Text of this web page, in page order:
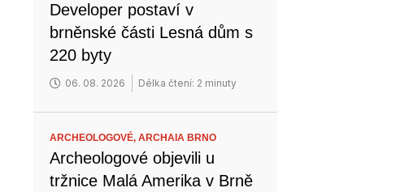
Developer postaví v
brněnské části Lesná dům s
220 byty
06. 08. 2026 Délka čtení: 2 minuty
ARCHEOLOGOVÉ,ARCHAIA BRNO
Archeologové objevili u
tržnice Malá Amerika v Brně